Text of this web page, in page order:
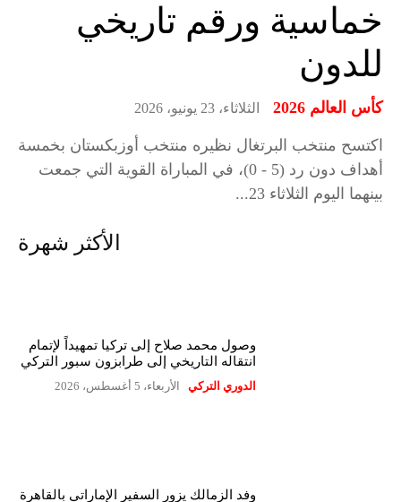
خماسية ورقم تاريخي
للدون
كأس العالم 2026 الثلاثاء، 23 يونيو، 2026
اكتسح منتخب البرتغال نظيره منتخب أوزبكستان بخمسة
أهداف دون رد (5 - 0)، في المباراة القوية التي جمعت
بينهما اليوم الثلاثاء 23...
الأكثر شهرة
وصول محمد صلاح إلى تركيا تمهيداً لإتمام
انتقاله التاريخي إلى طرابزون سبور التركي
الدوري التركي الأربعاء، 5 أغسطس، 2026
وفد الزمالك يزور السفير الإماراتي بالقاهرة